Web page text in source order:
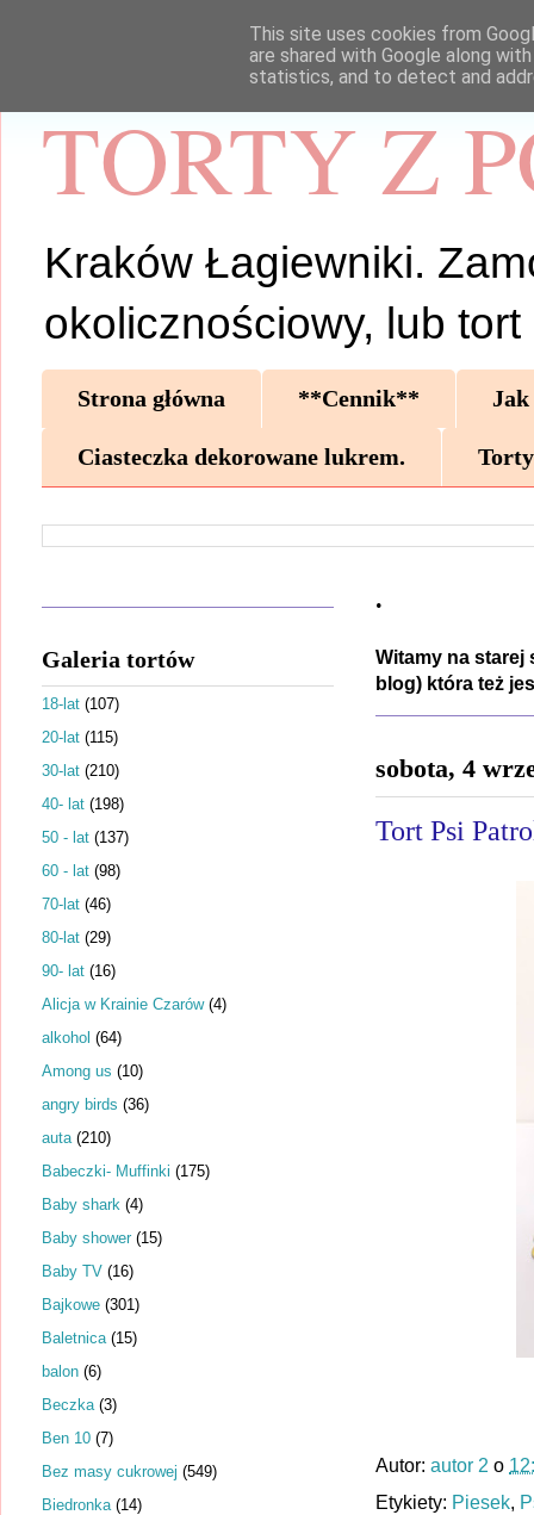
TORTY Z
Kraków Łagiewniki.
okolicznościowy, lub tort
Strona główna **Cennik** Jak
Ciasteczka dekorowane lukrem.
.
Witamy na starej
blog) która też
sobota, 4
Tort Psi
Autor: autor 2 o
Etykiety: Piesek,
Galeria tortów
18-lat (107)
20-lat (115)
30-lat (210)
40- lat (198)
50 - lat (137)
60 - lat (98)
70-lat (46)
80-lat (29)
90- lat (16)
Alicja w Krainie Czarów (4)
alkohol (64)
Among us (10)
angry birds (36)
auta (210)
Babeczki- Muffinki (175)
Baby shark (4)
Baby shower (15)
Baby TV (16)
Bajkowe (301)
Baletnica (15)
balon (6)
Beczka (3)
Ben 10 (7)
Bez masy cukrowej (549)
Biedronka (14)
This site uses cookies from
are shared with Google along
statistics, and to detect and